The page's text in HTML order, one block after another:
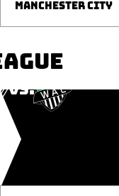
MANCHESTER CITY